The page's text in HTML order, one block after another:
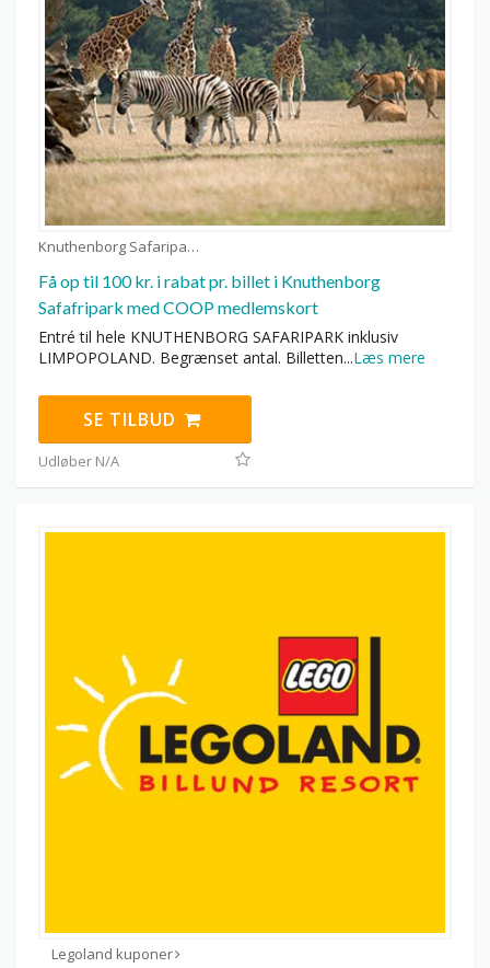
Knuthenborg Safaripark kuponer
Få op til 100 kr. i rabat pr. billet i Knuthenborg
Safafripark med COOP medlemskort
Entré til hele KNUTHENBORG SAFARIPARK inklusiv
LIMPOPOLAND. Begrænset antal. Billetten...Læs mere
SE TILBUD
Udløber N/A
Legoland kuponer